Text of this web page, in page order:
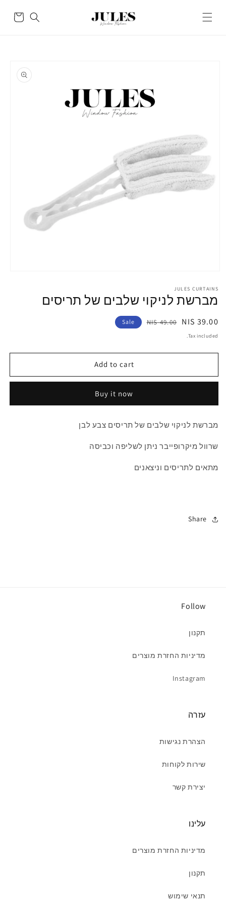
content
Cart
JULES CURTAINS
מברשת לניקוי שלבים של תריסים
Regular
49.00 NIS
Sale
39.00 NIS
Sale
Tax included.
Add to cart
Buy it now
מברשת לניקוי שלבים של תריסים צבע לבן
שרוול מיקרופייבר ניתן לשליפה וכביסה
מתאים לתריסים וניצאנים
Share
Follow
תקנון
מדיניות החזרת מוצרים
Instagram
עזרה
הצהרת נגישות
שירות לקוחות
יצירת קשר
עלינו
מדיניות החזרת מוצרים
תקנון
תנאי שימוש